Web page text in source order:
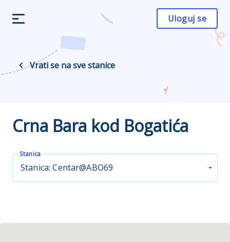
Uloguj se
Vrati se na sve stanice
Crna Bara kod Bogatića
Stanica
Stanica: Centar@ABO69